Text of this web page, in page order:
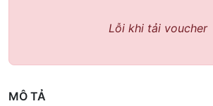
Lỗi khi tải voucher
MÔ TẢ